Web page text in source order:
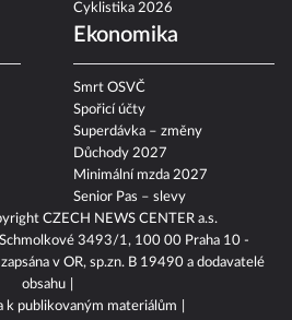
CZECH NEWS CENTER a.s.
3493/1, 100 00 Praha 10 -
v OR, sp.zn. B 19490 a dodavatelé
obsahu
k publikovaným materiálům
Cyklistika 2026
Ekonomika
Smrt OSVČ
Spořicí účty
Superdávka – změny
Důchody 2027
Minimální mzda 2027
Senior Pas – slevy